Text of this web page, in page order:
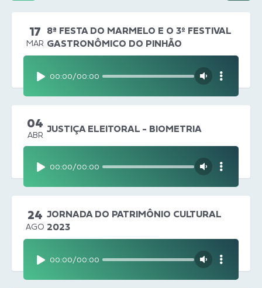
17
MAR
8ª FESTA DO MARMELO E O 3º FESTIVAL
GASTRONÔMICO DO PINHÃO
00:00/00:00
04
ABR
JUSTIÇA ELEITORAL - BIOMETRIA
00:00/00:00
24
AGO
JORNADA DO PATRIMÔNIO CULTURAL
2023
00:00/00:00